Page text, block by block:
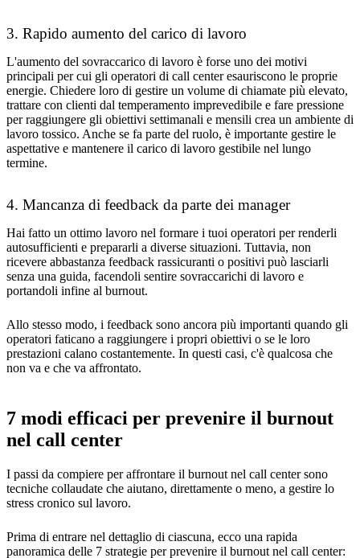
3. Rapido aumento del carico di lavoro
L'aumento del sovraccarico di lavoro è forse uno dei motivi
principali per cui gli operatori di call center esauriscono le proprie
energie. Chiedere loro di gestire un volume di chiamate più elevato,
trattare con clienti dal temperamento imprevedibile e fare pressione
per raggiungere gli obiettivi settimanali e mensili crea un ambiente di
lavoro tossico. Anche se fa parte del ruolo, è importante gestire le
aspettative e mantenere il carico di lavoro gestibile nel lungo
termine.
4. Mancanza di feedback da parte dei manager
Hai fatto un ottimo lavoro nel formare i tuoi operatori per renderli
autosufficienti e prepararli a diverse situazioni. Tuttavia, non
ricevere abbastanza feedback rassicuranti o positivi può lasciarli
senza una guida, facendoli sentire sovraccarichi di lavoro e
portandoli infine al burnout.
Allo stesso modo, i feedback sono ancora più importanti quando gli
operatori faticano a raggiungere i propri obiettivi o se le loro
prestazioni calano costantemente. In questi casi, c'è qualcosa che
non va e che va affrontato.
7 modi efficaci per prevenire il burnout
nel call center
I passi da compiere per affrontare il burnout nel call center sono
tecniche collaudate che aiutano, direttamente o meno, a gestire lo
stress cronico sul lavoro.
Prima di entrare nel dettaglio di ciascuna, ecco una rapida
panoramica delle 7 strategie per prevenire il burnout nel call center: